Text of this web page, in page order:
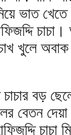
ভাত
খুলে
চাচার বড়
বেতন
চাচা